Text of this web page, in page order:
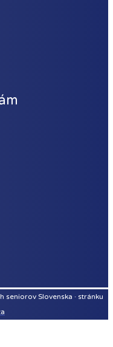
Slovenska · stránku